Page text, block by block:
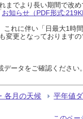
までより長い期間で改
お知らせ（PDF形式
れに伴い「日最大1時
変更となっております
ータをご確認ください
各月の天候 平年値